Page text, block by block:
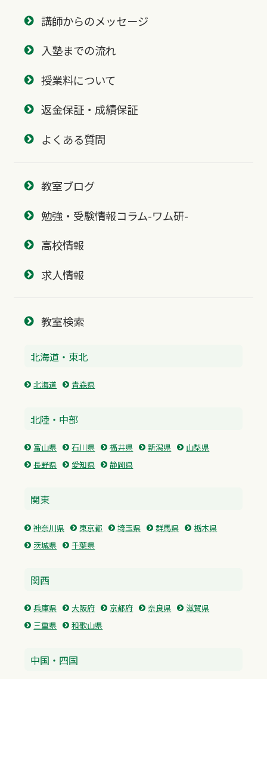
講師からのメッセージ
入塾までの流れ
授業料について
返金保証・成績保証
よくある質問
教室ブログ
勉強・受験情報コラム-ワム研-
高校情報
求人情報
教室検索
北海道・東北
北海道 青森県
北陸・中部
富山県 石川県 福井県 新潟県
山梨県
長野県
愛知県 静岡県
関東
神奈川県 東京都 埼玉県 群馬県
栃木県
茨城県
千葉県
関西
兵庫県 大阪府 京都府 奈良県
滋賀県
三重県
和歌山県
中国・四国